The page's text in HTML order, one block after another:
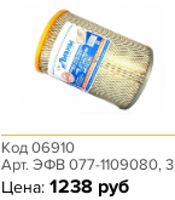
Код 06910
Арт. ЭФВ 077-1109080, 3160-00-1109080-12
Цена: 1238 руб